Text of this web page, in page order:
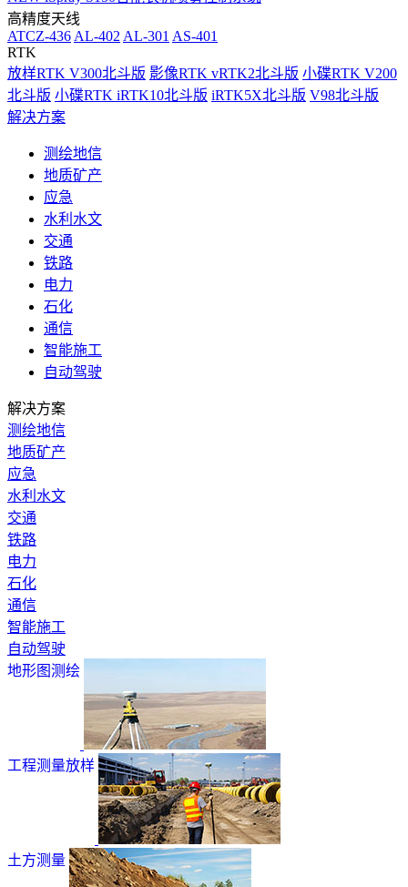
高精度天线
ATCZ-436 AL-402 AL-301 AS-401
RTK
放样RTK V300北斗版 影像RTK vRTK2北斗版 小碟RTK V200
北斗版 小碟RTK iRTK10北斗版 iRTK5X北斗版 V98北斗版
解决方案
测绘地信
地质矿产
应急
水利水文
交通
铁路
电力
石化
通信
智能施工
自动驾驶
解决方案
测绘地信
地质矿产
应急
水利水文
交通
铁路
电力
石化
通信
智能施工
自动驾驶
地形图测绘
工程测量放样
土方测量